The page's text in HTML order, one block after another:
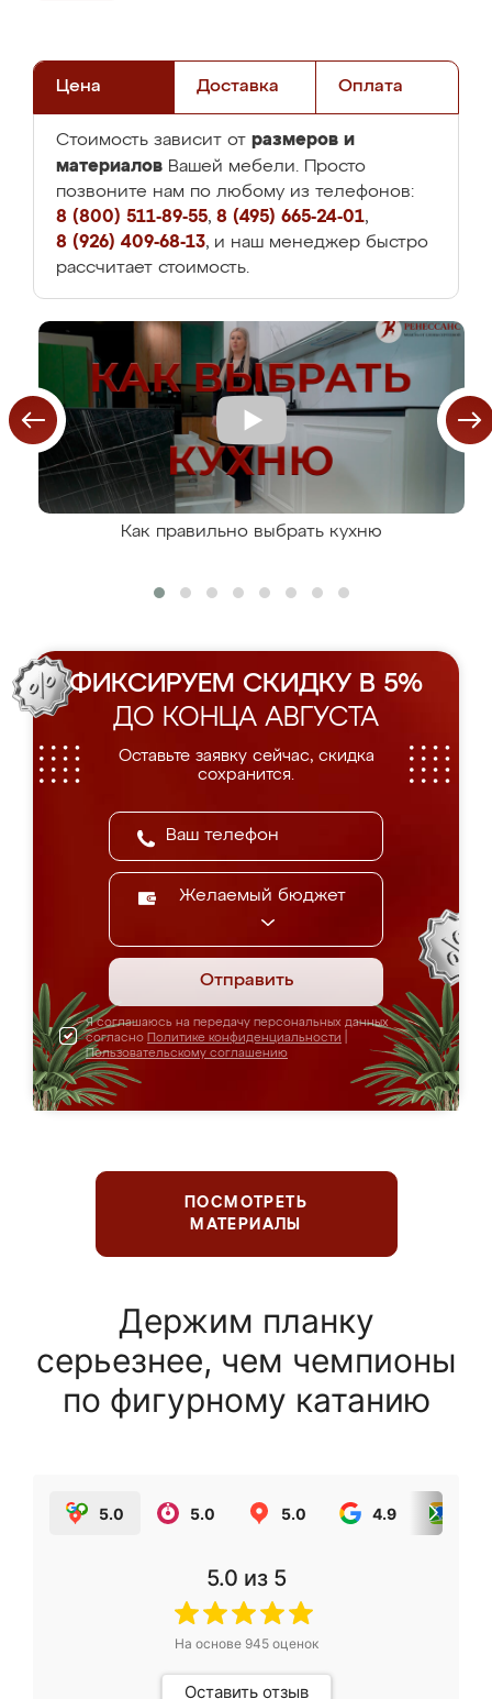
Цена Доставка Оплата
Стоимость зависит от размеров и
материалов Вашей мебели. Просто
позвоните нам по любому из телефонов:
8 (800) 511-89-55, 8 (495) 665-24-01,
8 (926) 409-68-13, и наш менеджер быстро
рассчитает стоимость.
Как правильно выбрать кухню
ФИКСИРУЕМ СКИДКУ В 5%
ДО КОНЦА АВГУСТА
Оставьте заявку сейчас, скидка
сохранится.
Желаемый бюджет
Отправить
Я соглашаюсь на передачу персональных данных
согласно Политике конфиденциальности
Пользовательскому соглашению
ПОСМОТРЕТЬ
МАТЕРИАЛЫ
Держим планку
серьезнее, чем чемпионы
по фигурному катанию
5.0 5.0 5.0 4.9
5.0 из 5
На основе 945оценок
Оставить отзыв